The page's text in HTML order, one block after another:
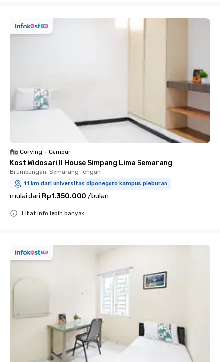
Coliving • Campur
Kost Widosari II House Simpang Lima Semarang
Brumbungan, Semarang Tengah
1.1 km dari universitas diponegoro kampus pleburan
mulai dari Rp1.350.000 /bulan
Lihat info lebih banyak